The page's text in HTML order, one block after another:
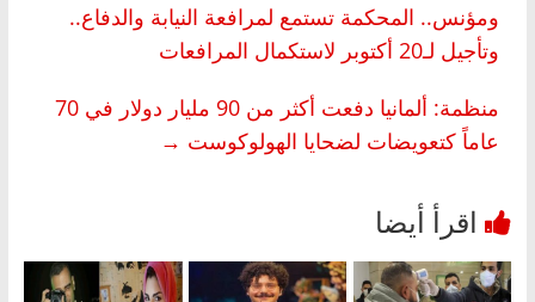
ومؤنس.. المحكمة تستمع لمرافعة النيابة والدفاع..
وتأجيل لـ20 أكتوبر لاستكمال المرافعات
منظمة: ألمانيا دفعت أكثر من 90 مليار دولار في 70
عاماً كتعويضات لضحايا الهولوكوست →